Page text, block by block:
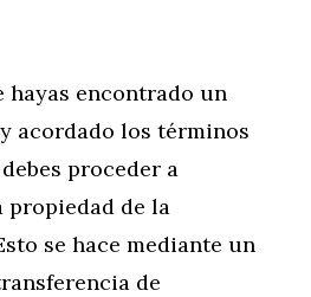
hayas encontrado un
acordado los términos
proceder a
de la
se hace mediante un
de